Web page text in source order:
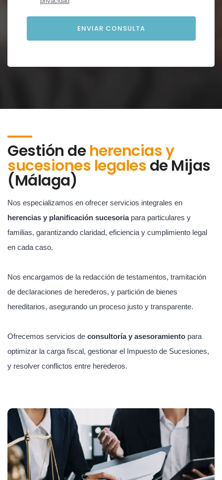
Gestión deherencias y
sucesiones legalesdeMijas
(Málaga)
Nos especializamos en ofrecer servicios integrales en
herencias y planificación sucesoriapara particulares y
familias, garantizando claridad, eficiencia y cumplimiento legal
en cada caso.
Nos encargamos de la redacción de testamentos, tramitación
de declaraciones de herederos, y partición de bienes
hereditarios, asegurando un proceso justo y transparente.
Ofrecemos servicios de consultoría y asesoramiento para
optimizar la carga fiscal, gestionar el Impuesto de Sucesiones,
y resolver conflictos entre herederos.